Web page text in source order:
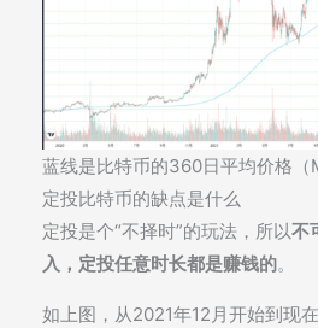
蓝线是比特币的360日平均价格（
定投比特币的缺点是什么
定投是个“不择时”的玩法，所以不
入，定投任意时长都是赚钱的。
如上图，从2021年12月开始到现